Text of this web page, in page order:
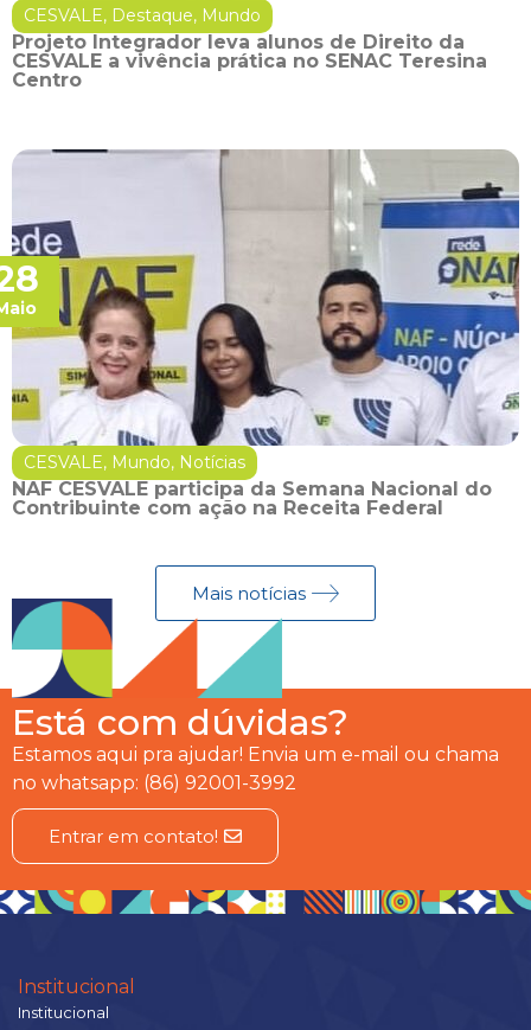
CESVALE, Destaque, Mundo
Projeto Integrador leva alunos de Direito da
CESVALE a vivência prática no SENAC Teresina
Centro
CESVALE, Mundo, Notícias
NAF CESVALE participa da Semana Nacional do
Contribuinte com ação na Receita Federal
Mais notícias
Está com dúvidas?
Estamos aqui pra ajudar! Envia um e-mail ou chama
no whatsapp: (86) 92001-3992
Entrar em contato!
Institucional
Institucional